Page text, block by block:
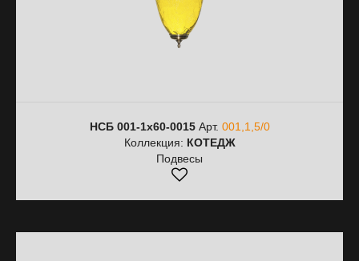
НСБ 001-1х60-0015Арт. 001,1,5/0
Коллекция: КОТЕДЖ
Подвесы